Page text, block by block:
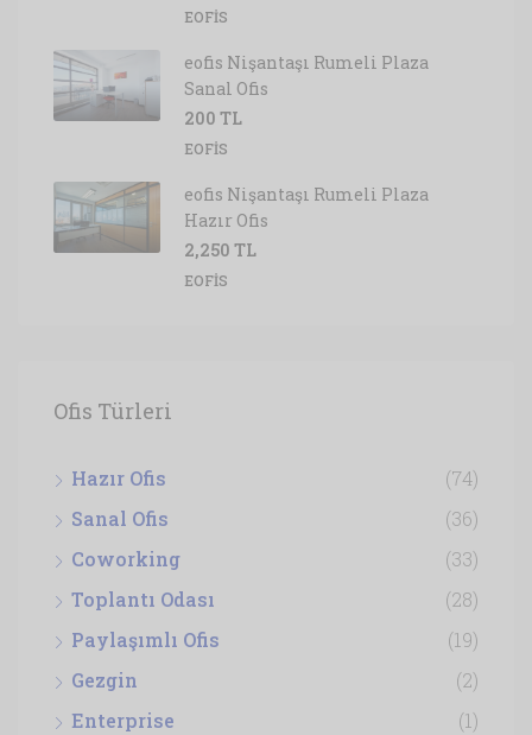
EOFIS
eofis Nişantaşı Rumeli Plaza
Sanal Ofis
200 TL
EOFIS
eofis Nişantaşı Rumeli Plaza
Hazır Ofis
2,250 TL
EOFIS
Ofis Türleri
Hazır Ofis
(74)
Sanal Ofis
(36)
Coworking
(33)
Toplantı Odası
(28)
Paylaşımlı Ofis
(19)
Gezgin
(2)
Enterprise
(1)